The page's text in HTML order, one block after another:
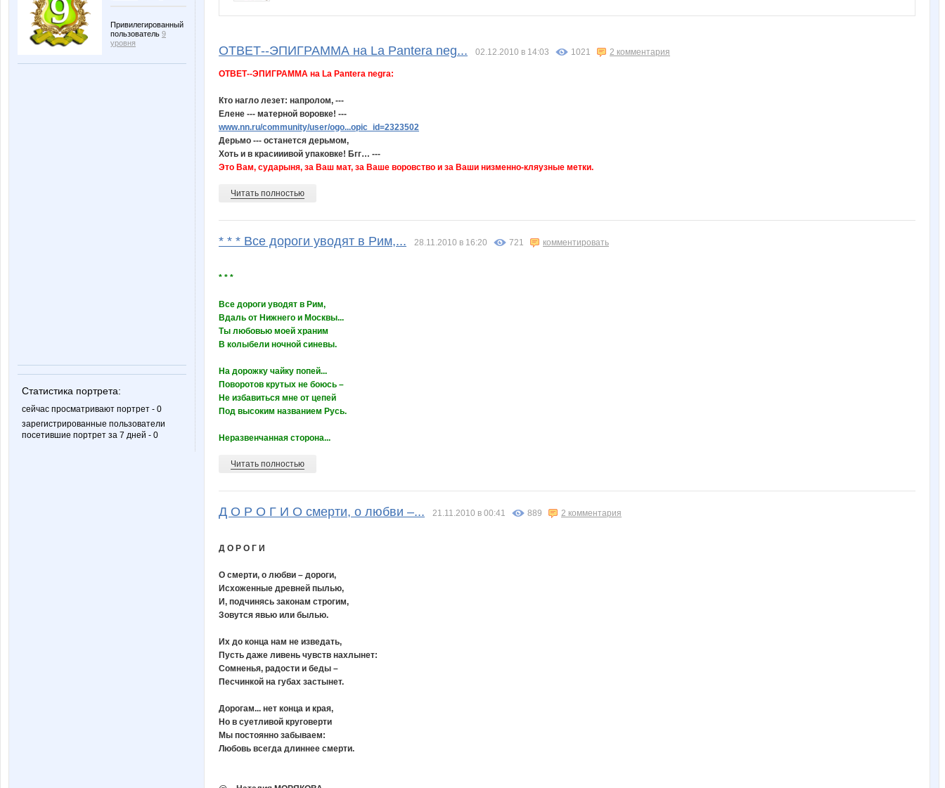
Привилегированный
пользователь 9
уровня
Статистика портрета:
сейчас просматривают портрет - 0
зарегистрированные пользователи
посетившие портрет за 7 дней - 0
ОТВЕТ--ЭПИГРАММА на La Pantera neg... 02.12.2010 в 14:03 1021 2 комментария
ОТВЕТ--ЭПИГРАММА на La Pantera negra:
Кто нагло лезет: напролом, ---
Елене --- матерной воровке! ---
www.nn.ru/community/user/ogo...opic_id=2323502
Дерьмо --- останется дерьмом,
Хоть и в красииивой упаковке! Бгг… ---
Это Вам, сударыня, за Ваш мат, за Ваше воровство и за Ваши низменно-кляузные метки.
Читать полностью
* * * Все дороги уводят в Рим,... 28.11.2010 в 16:20 721 комментировать
* * *
Все дороги уводят в Рим,
Вдаль от Нижнего и Москвы...
Ты любовью моей храним
В колыбели ночной синевы.
На дорожку чайку попей...
Поворотов крутых не боюсь –
Не избавиться мне от цепей
Под высоким названием Русь.
Неразвенчанная сторона...
Читать полностью
Д О Р О Г И О смерти, о любви –... 21.11.2010 в 00:41 889 2 комментария
Д О Р О Г И
О смерти, о любви – дороги,
Исхоженные древней пылью,
И, подчинясь законам строгим,
Зовутся явью или былью.
Их до конца нам не изведать,
Пусть даже ливень чувств нахлынет:
Сомненья, радости и беды –
Песчинкой на губах застынет.
Дорогам... нет конца и края,
Но в суетливой круговерти
Мы постоянно забываем:
Любовь всегда длиннее смерти.